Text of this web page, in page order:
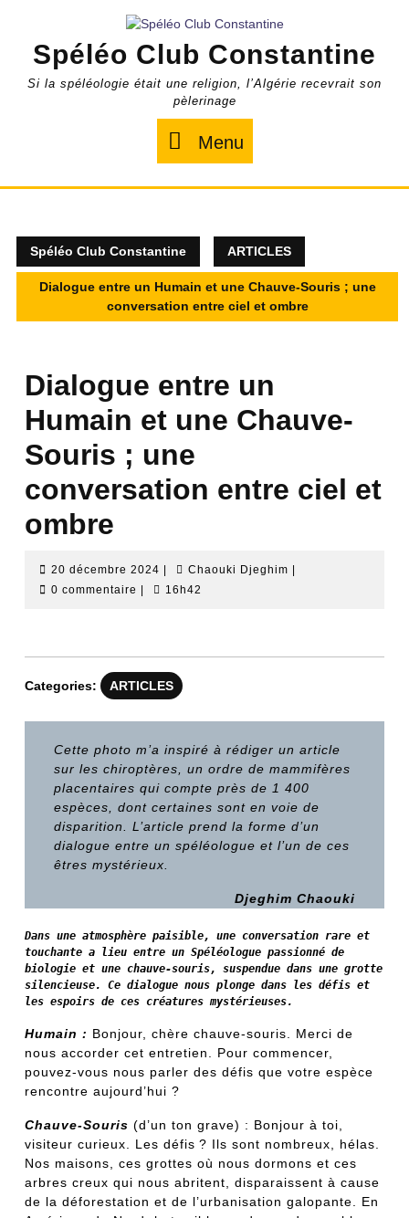
contentSpéléo Club Constantine
Si la spéléologie était une religion, l’Algérie recevrait son
pèlerinage
Menu
Spéléo Club Constantine ARTICLES
Dialogue entre un Humain et une Chauve-Souris ; une
conversation entre ciel et ombre
Dialogue entre un
Humain et une Chauve-
Souris ; une
conversation entre ciel et
ombre
20 décembre 2024 20
décembre
| Chaouki Djeghim Chaouki
|
0 commentaire | 16h42
Categories: ARTICLES
Cette photo m’a inspiré à rédiger un article
sur les chiroptères, un ordre de mammifères
placentaires qui compte près de 1 400
espèces, dont certaines sont en voie de
disparition. L’article prend la forme d’un
dialogue entre un spéléologue et l’un de ces
êtres mystérieux.
Djeghim Chaouki
Dans une atmosphère paisible, une conversation rare et
touchante a lieu entre un Spéléologue passionné de
biologie et une chauve-souris, suspendue dans une grotte
silencieuse. Ce dialogue nous plonge dans les défis et
les espoirs de ces créatures mystérieuses.
Humain : Bonjour, chère chauve-souris. Merci de
nous accorder cet entretien. Pour commencer,
pouvez-vous nous parler des défis que votre espèce
rencontre aujourd’hui ?
Chauve-Souris (d’un ton grave) : Bonjour à toi,
visiteur curieux. Les défis ? Ils sont nombreux, hélas.
Nos maisons, ces grottes où nous dormons et ces
arbres creux qui nous abritent, disparaissent à cause
de la déforestation et de l’urbanisation galopante. En